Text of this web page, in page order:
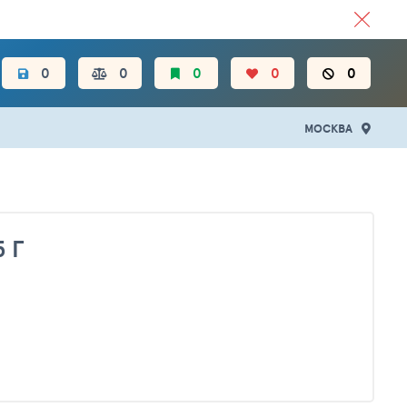
0 0 0 0 0
МОСКВА
Г